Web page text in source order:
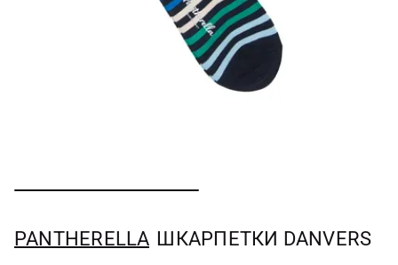
PANTHERELLA ШКАРПЕТКИ DANVERS